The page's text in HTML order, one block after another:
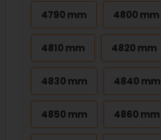
4790 mm 4800 mm
4810 mm 4820 mm
4830 mm 4840 mm
4850 mm 4860 mm